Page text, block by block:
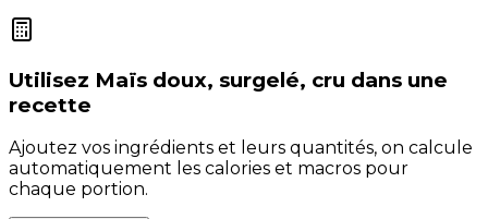
Utilisez Maïs doux, surgelé, cru dans une
recette
Ajoutez vos ingrédients et leurs quantités, on calcule
automatiquement les calories et macros pour
chaque portion.